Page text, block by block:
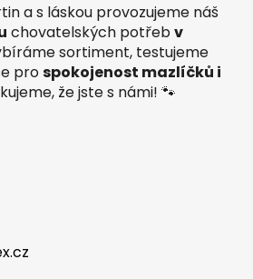
a s láskou provozujeme náš
chovatelských potřebv
sortiment, testujeme
prospokojenost mazlíčků i
že jste s námi! 🐾